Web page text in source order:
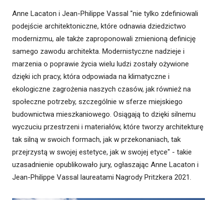
Anne Lacaton i Jean-Philippe Vassal "nie tylko zdefiniowali
podejście architektoniczne, które odnawia dziedzictwo
modernizmu, ale także zaproponowali zmienioną definicję
samego zawodu architekta. Modernistyczne nadzieje i
marzenia o poprawie życia wielu ludzi zostały ożywione
dzięki ich pracy, która odpowiada na klimatyczne i
ekologiczne zagrożenia naszych czasów, jak również na
społeczne potrzeby, szczególnie w sferze miejskiego
budownictwa mieszkaniowego. Osiągają to dzięki silnemu
wyczuciu przestrzeni i materiałów, które tworzy architekturę
tak silną w swoich formach, jak w przekonaniach, tak
przejrzystą w swojej estetyce, jak w swojej etyce" - takie
uzasadnienie opublikowało jury, ogłaszając Anne Lacaton i
Jean-Philippe Vassal laureatami Nagrody Pritzkera 2021.